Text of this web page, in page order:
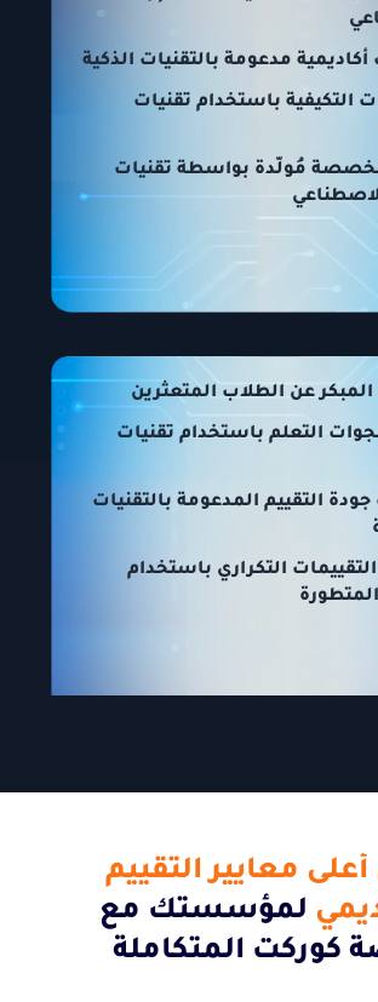
مدعومة بالتقنيات الذكية
التكيفية باستخدام تقنيات
مخصصة مُولّدة بواسطة تقنيات
عن الطلاب المتعثرين
التعلم باستخدام تقنيات
جودة التقييم المدعومة بالتقنيات
التكراري باستخدام
معايير التقييم
لمؤسستك مع
كوركت المتكاملة